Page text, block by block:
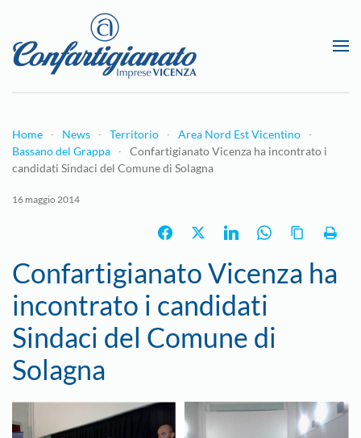
Passa al contenuto principale
Home News Territorio
Area Nord Est Vicentino
Bassano del Grappa
Confartigianato Vicenza ha incontrato i
candidati Sindaci del Comune di Solagna
16 maggio 2014
Confartigianato Vicenza ha
incontrato i candidati
Sindaci del Comune di
Solagna